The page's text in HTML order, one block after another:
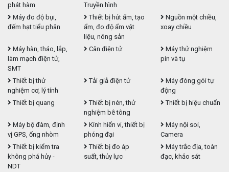
phát hàm
Truyền hình
Máy đo độ bụi,
đếm hạt tiểu phân
Thiết bị hút ẩm, tạo
ẩm, đo độ ẩm vật
liệu, nông sản
Nguồn một chiều,
xoay chiều
Máy hàn, tháo, lắp,
làm mạch điện tử,
SMT
Cân điện tử
Máy thử nghiệm
pin và tụ
Thiết bị thử
nghiệm cơ, lý tính
Tải giả điện tử
Máy đóng gói tự
động
Thiết bị quang
Thiết bị nén, thử
nghiệm bê tông
Thiết bị hiệu chuẩn
Máy bộ đàm, định
vị GPS, ống nhòm
Kính hiển vi, thiết bị
phóng đại
Máy nội soi,
Camera
Thiết bị kiểm tra
không phá hủy -
NDT
Thiết bị đo áp
suất, thủy lực
Máy trắc địa, toàn
đạc, khảo sát